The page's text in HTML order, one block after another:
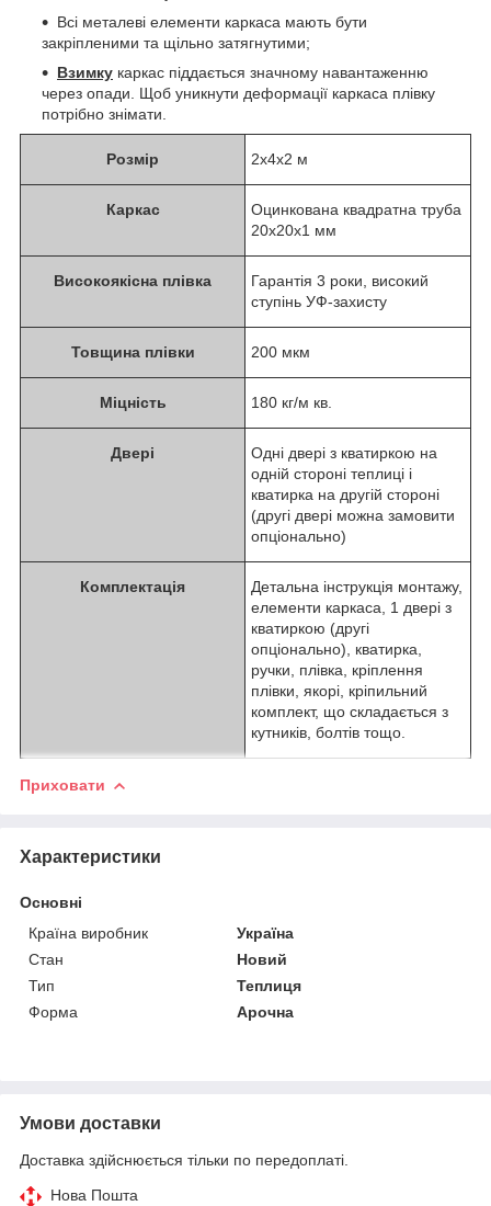
Всі металеві елементи каркаса мають бути
закріпленими та щільно затягнутими;
Взимку каркас піддається значному навантаженню
через опади. Щоб уникнути деформації каркаса плівку
потрібно знімати.
Розмір 2x4x2 м
Каркас
Оцинкована квадратна труба
20x20x1 мм
Високоякісна плівка
Гарантія 3 роки, високий
ступінь УФ-захисту
Товщина плівки 200 мкм
Міцність 180 кг/м кв.
Двері
Одні двері з кватиркою на
одній стороні теплиці і
кватирка на другій стороні
(другі двері можна замовити
опціонально)
Комплектація
Детальна інструкція монтажу,
елементи каркаса, 1 двері з
кватиркою (другі
опціонально), кватирка,
ручки, плівка, кріплення
плівки, якорі, кріпильний
комплект, що складається з
кутників, болтів тощо.
Приховати
Характеристики
Основні
Країна виробник
Україна
Стан
Новий
Тип
Теплиця
Форма
Арочна
Умови доставки
Доставка здійснюється тільки по передоплаті.
Нова Пошта